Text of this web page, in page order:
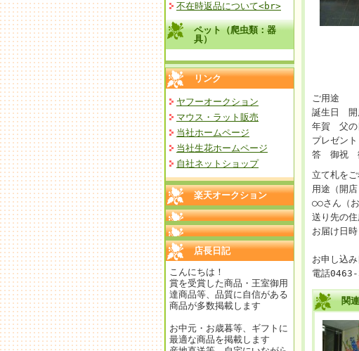
不在時返品について<br>
ペット（爬虫類：器
具）
リンク
ヤフーオークション
マウス・ラット販売
当社ホームページ
当社生花ホームページ
自社ネットショップ
楽天オークション
店長日記
こんにちは！
賞を受賞した商品・王室御用
達商品等、品質に自信がある
商品が多数掲載します
お中元・お歳暮等、ギフトに
最適な商品を掲載します
ご用途
誕生日
年賀 父
プレゼン
答 御祝
立て札を
用途（開
○○さん（
送り先の
お届け日
お申し込
電話
関